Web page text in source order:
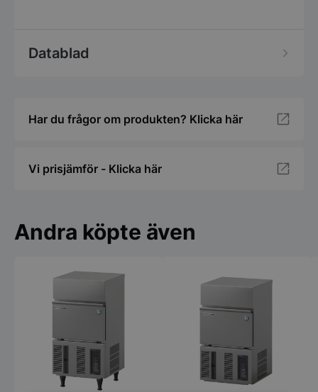
Datablad
Har du frågor om produkten? Klicka här
Vi prisjämför - Klicka här
Andra köpte även